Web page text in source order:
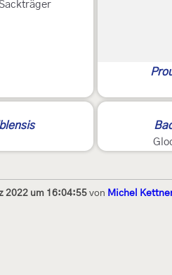
2022 um 16:04:55 von Michel